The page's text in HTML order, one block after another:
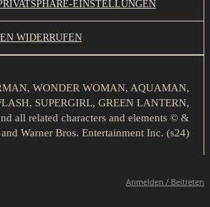
EINSTELLUNGEN
WIDERRUFEN
WONDER WOMAN, AQUAMAN,
SUPERGIRL, GREEN LANTERN,
all related characters and elements © &
Warner Bros. Entertainment Inc. (s24)
Anmelden / Beitreten